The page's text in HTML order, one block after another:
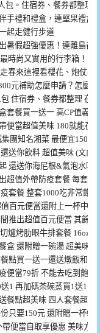
包。住宿券、餐券都整理
手禮和禮盒，連堅果禮盒
起走健行步道
暑假超強優惠！連離島都
時尚又實用的行李箱！
春來這裡看櫻花、炮仗花
元補助怎麼申請？怎麼用
住宿券、餐券都整理 在
套餐買一送一 高CP值義
便當超值美味 180就能在
團知名湘菜 最便宜150元
送你飲料 超值美味 (文內
還送你海尼根&氣泡水喔
超值外帶防疫套餐 每套只
套餐 整套1000吃非常飽
百元便當還附上一杯中
推出超值百元便當 其餘
爐烤肋眼牛排套餐 16oz
盒 還附贈一碗湯 超美味
點買一送一還送燉飯和羅
便當79折 不能去吃到飽
1 再加碼茶碗蒸買1送1 (
餐點超美味 四人套餐超值
只要150元 還附贈一杯
帶便當自取享優惠 美味方